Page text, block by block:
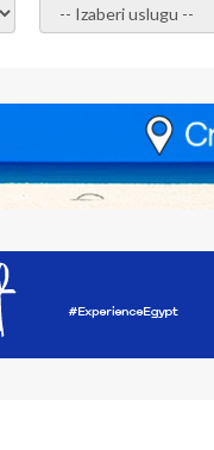
- Izaberite uslugu -